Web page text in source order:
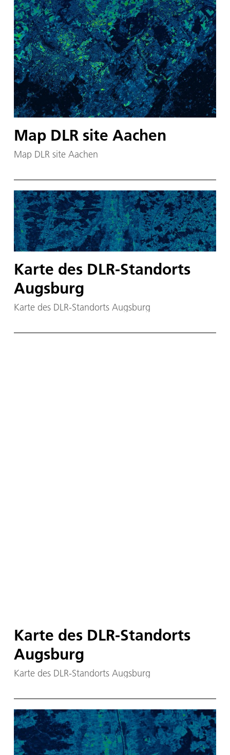
Map DLR site Aachen
Map DLR site Aachen
Karte des DLR-Standorts
Augsburg
Karte des DLR-Standorts Augsburg
Karte des DLR-Standorts
Augsburg
Karte des DLR-Standorts Augsburg